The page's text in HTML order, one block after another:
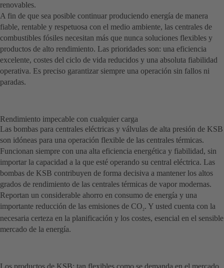
renovables.
A fin de que sea posible continuar produciendo energía de manera
fiable, rentable y respetuosa con el medio ambiente, las centrales de
combustibles fósiles necesitan más que nunca soluciones flexibles y
productos de alto rendimiento. Las prioridades son: una eficiencia
excelente, costes del ciclo de vida reducidos y una absoluta fiabilidad
operativa. Es preciso garantizar siempre una operación sin fallos ni
paradas.
Rendimiento impecable con cualquier carga
Las bombas para centrales eléctricas y válvulas de alta presión de KSB
son idóneas para una operación flexible de las centrales térmicas.
Funcionan siempre con una alta eficiencia energética y fiabilidad, sin
importar la capacidad a la que esté operando su central eléctrica. Las
bombas de KSB contribuyen de forma decisiva a mantener los altos
grados de rendimiento de las centrales térmicas de vapor modernas.
Reportan un considerable ahorro en consumo de energía y una
importante reducción de las emisiones de CO2. Y usted cuenta con la
necesaria certeza en la planificación y los costes, esencial en el sensible
mercado de la energía.
Los productos de KSB: tan flexibles como se demanda en el mercado